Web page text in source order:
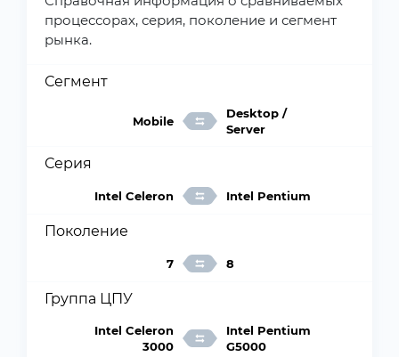
процессорах, серия, поколение и сегмент
рынка.
Сегмент
Mobile
Desktop /
Server
Серия
Intel Celeron Intel Pentium
Поколение
7 8
Группа ЦПУ
Intel Celeron
3000
Intel Pentium
G5000